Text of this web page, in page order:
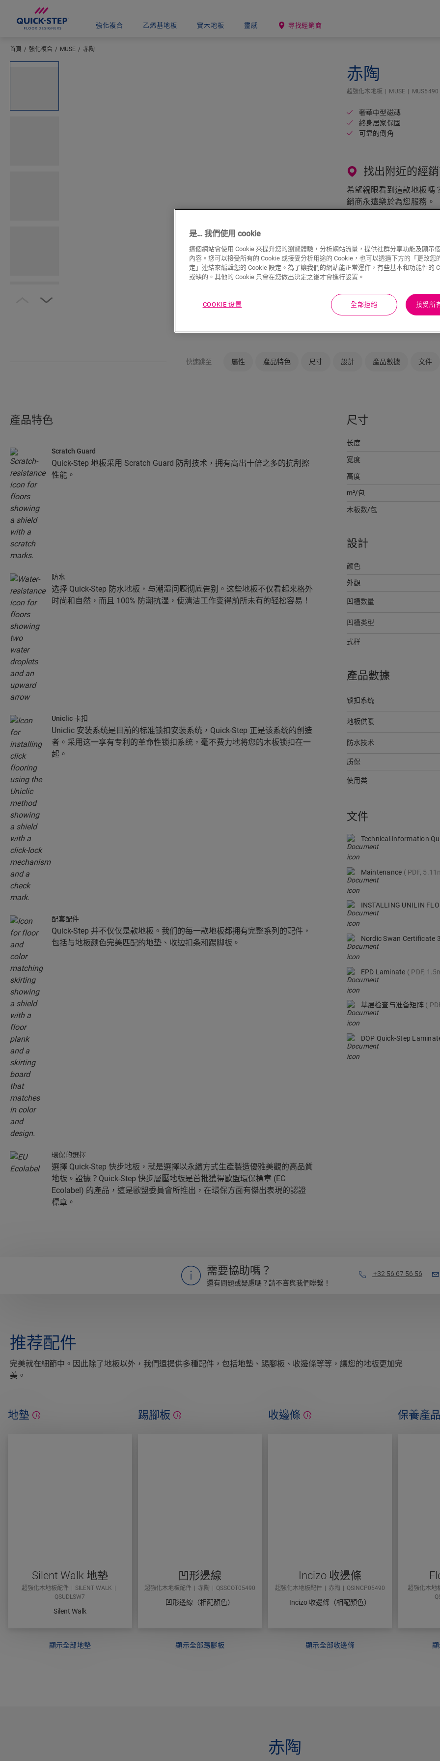
強化複合 乙烯基地板 實木地板 靈感 尋找經銷商
首頁 強化複合 MUSE 赤陶
Open image in lightbox
赤陶
超強化木地板 MUSE MUS5490
奢華中型磁磚
終身居家保固
可靠的倒角
找出附近的經
希望親眼看到這款地板嗎
銷商永遠樂於為您服務。
不確定此地板款式
在您的房間內檢視
快速跳至 屬性 產品特色 尺寸 設計 產品數據 文件
產品特色
Scratch Guard
Quick-Step 地板采用 Scratch Guard 防刮技术，拥有高出十倍之多的抗刮擦
性能。
防水
选择 Quick-Step 防水地板，与潮湿问题彻底告别。这些地板不仅看起来格外
时尚和自然，而且 100% 防潮抗湿，使清洁工作变得前所未有的轻松容易！
Uniclic 卡扣
Uniclic 安装系统是目前的标准锁扣安装系统，Quick-Step 正是该系统的创造
者。采用这一享有专利的革命性锁扣系统，毫不费力地将您的木板锁扣在一
起。
配套配件
Quick-Step 并不仅仅是款地板。我们的每一款地板都拥有完整系列的配件，
包括与地板颜色完美匹配的地垫、收边扣条和踢脚板。
環保的選擇
選擇 Quick-Step 快步地板，就是選擇以永續方式生產製造優雅美觀的高品質
地板。證據？Quick-Step 快步層壓地板是首批獲得歐盟環保標章 (EC
Ecolabel) 的產品，這是歐盟委員會所推出，在環保方面有傑出表現的認證
標章。
尺寸
长度
宽度
高度
m²/包
木板数/包
設計
颜色
外觀
凹槽数量
凹槽类型
式样
產品數據
锁扣系统
地板供暖
防水技术
质保
使用类
文件
Technical information
Maintenance PDF,
INSTALLING UNILIN
Nordic Swan Certificate
EPD Laminate PDF,
基层检查与准备矩阵
DOP Quick-Step
需要協助嗎？
還有問題或疑慮嗎？請不吝與我們聯繫！
+32 56 67 56 56
推荐配件
完美就在細節中。因此除了地板以外，我們還提供多種配件，包括地墊、踢腳板、收邊條等等，讓您的地板更加完
美。
地墊
Silent Walk 地墊
超強化木地板配件
SILENT WALK
QSUDLSW7
Silent Walk
顯示全部地墊
踢腳板
凹形邊線
超強化木地板配件 赤陶 QSSCOT05490
凹形邊線（相配顏色）
顯示全部踢腳板
收邊條
Incizo 收邊條
超強化木地板配件 赤陶 QSINCP05490
Incizo 收邊條（相配顏色）
顯示全部收邊條
保養產
超強化木地
赤陶
是… 我們使用 cookie
這個網站會使用 Cookie 來提升您的瀏覽體驗，分析網站流量，提供社群分享功能及顯示
內容。您可以接受所有的 Cookie 或接受分析用途的 Cookie，也可以透過下方的「更改您
定」連結來編輯您的 Cookie 設定。為了讓我們的網站能正常運作，有些基本和功能性的
或缺的。其他的 Cookie 只會在您做出決定之後才會進行設置。
COOKIE 设置 全部拒絕 接受所